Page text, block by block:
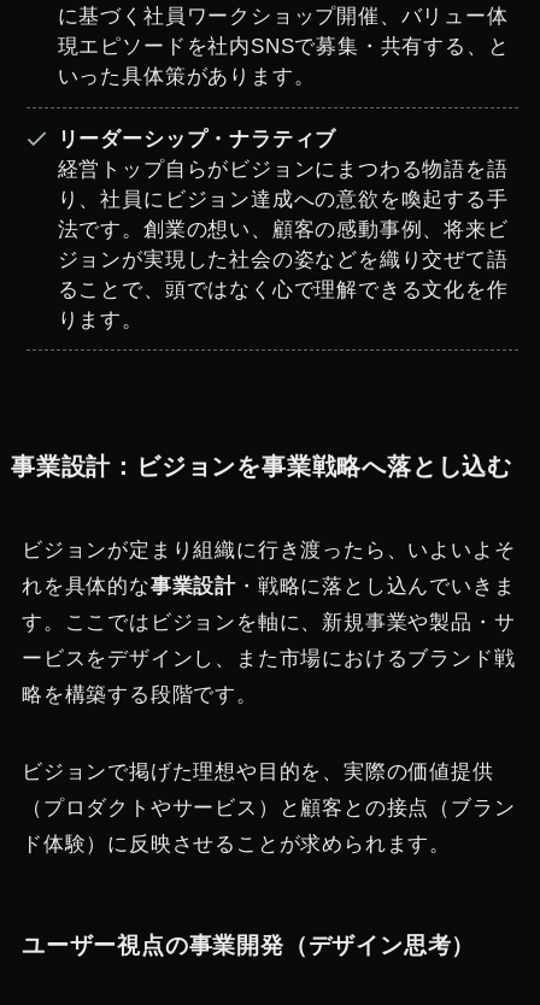
に基づく社員ワークショップ開催、バリュー体
現エピソードを社内SNSで募集・共有する、と
いった具体策があります。
リーダーシップ・ナラティブ
経営トップ自らがビジョンにまつわる物語を語
り、社員にビジョン達成への意欲を喚起する手
法です。創業の想い、顧客の感動事例、将来ビ
ジョンが実現した社会の姿などを織り交ぜて語
ることで、頭ではなく心で理解できる文化を作
ります。
事業設計：ビジョンを事業戦略へ落とし込む
ビジョンが定まり組織に行き渡ったら、いよいよそ
れを具体的な事業設計・戦略に落とし込んでいきま
す。ここではビジョンを軸に、新規事業や製品・サ
ービスをデザインし、また市場におけるブランド戦
略を構築する段階です。
ビジョンで掲げた理想や目的を、実際の価値提供
（プロダクトやサービス）と顧客との接点（ブラン
ド体験）に反映させることが求められます。
ユーザー視点の事業開発（デザイン思考）